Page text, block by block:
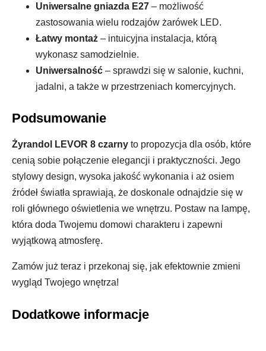
Uniwersalne gniazda E27 – możliwość
zastosowania wielu rodzajów żarówek LED.
Łatwy montaż – intuicyjna instalacja, którą
wykonasz samodzielnie.
Uniwersalność – sprawdzi się w salonie, kuchni,
jadalni, a także w przestrzeniach komercyjnych.
Podsumowanie
Żyrandol LEVOR 8 czarny to propozycja dla osób, które
cenią sobie połączenie elegancji i praktyczności. Jego
stylowy design, wysoka jakość wykonania i aż osiem
źródeł światła sprawiają, że doskonale odnajdzie się w
roli głównego oświetlenia we wnętrzu. Postaw na lampę,
która doda Twojemu domowi charakteru i zapewni
wyjątkową atmosferę.
Zamów już teraz i przekonaj się, jak efektownie zmieni
wygląd Twojego wnętrza!
Dodatkowe informacje